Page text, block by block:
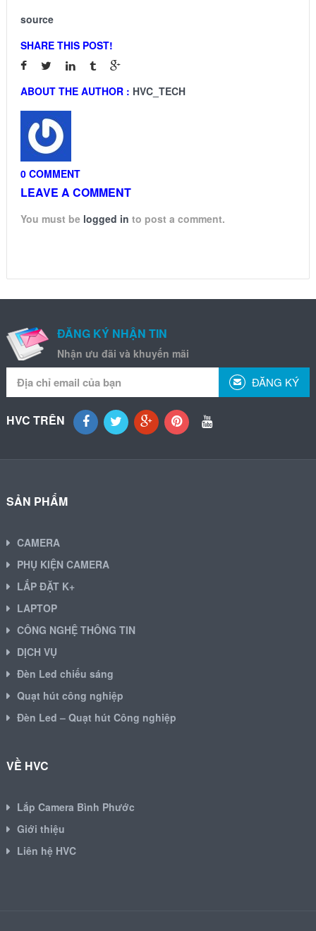
source
SHARE THIS POST!
ABOUT THE AUTHOR : HVC_TECH
0 COMMENT
LEAVE A COMMENT
You must be logged in to post a comment.
ĐĂNG KÝ NHẬN TIN
Nhận ưu đãi và khuyến mãi
ĐĂNG KÝ
HVC TRÊN
SẢN PHẨM
CAMERA
PHỤ KIỆN CAMERA
LẮP ĐẶT K+
LAPTOP
CÔNG NGHỆ THÔNG TIN
DỊCH VỤ
Đèn Led chiếu sáng
Quạt hút công nghiệp
Đèn Led – Quạt hút Công nghiệp
VỀ HVC
Lắp Camera Bình Phước
Giới thiệu
Liên hệ HVC